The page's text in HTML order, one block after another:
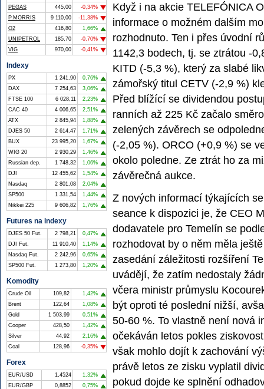
Když i na akcie TELEFÓNICA
informace o možném dalším
rozhodnuto. Ten i přes úvodní
1142,3 bodech, tj. se ztrátou -
KITD (-5,3 %), který za slabé
zámořský titul CETV (-2,9 %)
Před blížící se dividendou
ranních až 225 Kč začalo
zelených závěrech se
(-2,05 %). ORCO (+0,9 %) se
okolo poledne. Ze ztrát ho za
závěrečná aukce.
Z nových informací týkajících
seance k dispozici je, že CEO
dodavatele pro Temelín se
rozhodovat by o něm měla
zasedání záležitosti rozšíření
uvádějí, že zatím nedostaly
včera ministr průmyslu
být oproti té poslední nižší,
50-60 %. To vlastně není nová
očekáván letos pokles
však mohlo dojít k zachování
právě letos ze zisku vyplatil
pokud dojde ke splnění
PEGAS
445,00
-0,34%
P.MORRIS
9 110,00
-11,38%
O2
416,80
1,66%
UNIPETROL
185,70
-0,70%
VIG
970,00 -0,41%
Indexy
PX 1 241,90
0,76%
DAX
7 254,63
3,06%
FTSE 100
6 028,11
2,23%
CAC 40
4 006,65
2,51%
ATX
2 845,94
1,88%
DJES 50
2 614,47
1,71%
BUX
23 995,20
1,67%
WIG 20
2 930,29
1,46%
Russian dep.
1 748,32
1,06%
DJI
12 455,62
1,54%
Nasdaq
2 801,08
2,04%
SP500
1 331,54
1,44%
Nikkei 225
9 606,82 1,76%
Futures na indexy
DJES 50 Fut. 2 798,21
0,47%
DJI Fut.
11 910,40
1,14%
Nasdaq Fut.
2 242,96
0,65%
SP500 Fut.
1 273,80 1,20%
Komodity
Crude Oil 109,82
1,42%
Brent
122,64
1,08%
Gold
1 503,99
0,51%
Cooper
428,50
1,42%
Silver
44,92
2,16%
Coal
128,96 -0,35%
Forex
EUR/USD 1,4524
1,32%
EUR/GBP
0,8852
0,75%